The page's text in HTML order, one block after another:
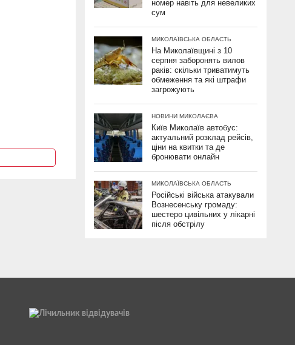
номер навіть для невеликих
сум
МИКОЛАЇВСЬКА ОБЛАСТЬ
На Миколаївщині з 10
серпня заборонять вилов
раків: скільки триватимуть
обмеження та які штрафи
загрожують
НОВИНИ МИКОЛАЄВА
Київ Миколаїв автобус:
актуальний розклад рейсів,
ціни на квитки та де
бронювати онлайн
МИКОЛАЇВСЬКА ОБЛАСТЬ
Російські війська атакували
Вознесенську громаду:
шестеро цивільних у лікарні
після обстрілу